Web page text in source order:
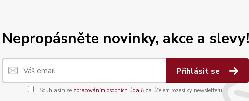
Nepropásněte novinky, akce a slevy!
Přihlásit se
Souhlasím se zpracováním osobních údajůza účelem rozesílky newsletteru.